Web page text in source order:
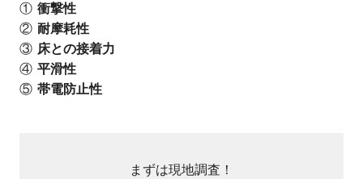
衝撃性
耐摩耗性
床との接着力
平滑性
帯電防止性
まずは現地調査！